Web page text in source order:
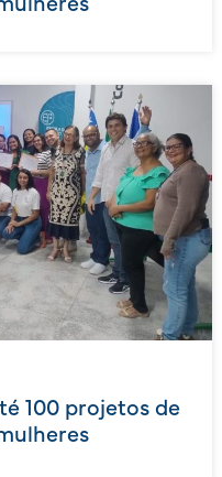
100 projetos de